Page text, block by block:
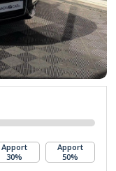
Apport
30%
Apport
50%